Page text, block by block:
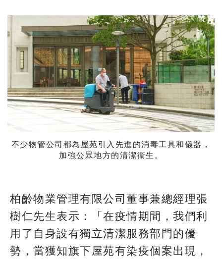
不少物管公司都為屋苑引入先進的消毒工具和儀器，
加強公眾地方的清潔衞生。
柏齡物業管理有限公司董事兼總經理張
樹仁先生表示：「在疫情期間，我們利
用了自身設有獨立清潔服務部門的優
勢，當獲知旗下屋苑有染疫個案出現，